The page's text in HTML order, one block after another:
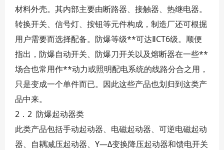
材料外壳。其内部主要由断路器、接触器、热继电器。
转换开关、信号灯、按钮等元件构成，制造厂还可根掘
用户需要而选择配备。防爆等级**可达ⅡCT6级。顺便
指出，防爆自动开关、防爆刀开关以及熔断器在一些**
场合也常用作**动力或照明配电系统的线路分合之用，
只是变成一个单件而已。因此这些产品也划归到这类产
品中来。
2．2 防爆起动器类
此类产品包括手动起动器、电磁起动器、可逆电磁起动
器、自耦减压起动器、Y—Δ变换降压起动器和馈电开关